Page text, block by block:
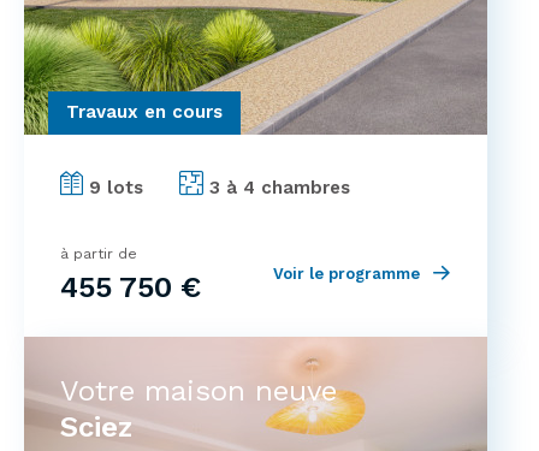
Travaux en cours
9 lots 3 à 4 chambres
à partir de
455 750 € Voir le programme
Votre maison neuve
Sciez